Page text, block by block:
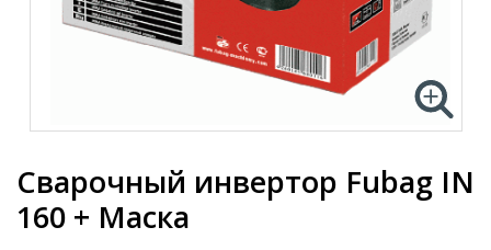
Сварочный инвертор Fubag IN
160 + Маска